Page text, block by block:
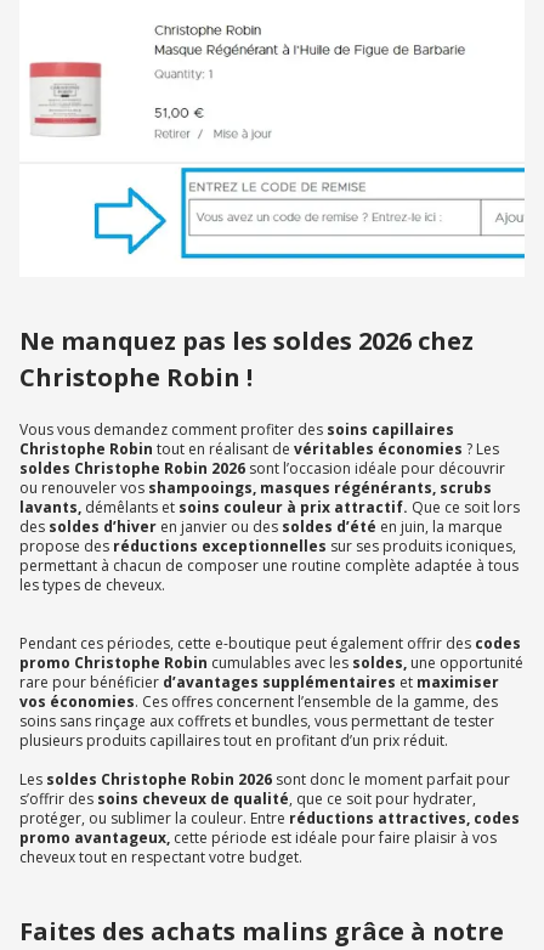
Ne manquez pas les soldes 2026 chez
Christophe Robin !
Vous vous demandez comment profiter des soins capillaires
Christophe Robin tout en réalisant de véritables économies ? Les
soldes Christophe Robin 2026 sont l’occasion idéale pour découvrir
ou renouveler vos shampooings, masques régénérants, scrubs
lavants, démêlants et soins couleur à prix attractif. Que ce soit lors
des soldes d’hiver en janvier ou des soldes d’été en juin, la marque
propose des réductions exceptionnelles sur ses produits iconiques,
permettant à chacun de composer une routine complète adaptée à tous
les types de cheveux.
Pendant ces périodes, cette e-boutique peut également offrir des codes
promo Christophe Robin cumulables avec les soldes, une opportunité
rare pour bénéficier d’avantages supplémentaires et maximiser
vos économies. Ces offres concernent l’ensemble de la gamme, des
soins sans rinçage aux coffrets et bundles, vous permettant de tester
plusieurs produits capillaires tout en profitant d’un prix réduit.
Les soldes Christophe Robin 2026 sont donc le moment parfait pour
s’offrir des soins cheveux de qualité, que ce soit pour hydrater,
protéger, ou sublimer la couleur. Entre réductions attractives, codes
promo avantageux, cette période est idéale pour faire plaisir à vos
cheveux tout en respectant votre budget.
Faites des achats malins grâce à notre